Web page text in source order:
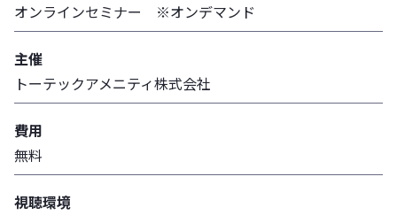
オンラインセミナー ※オンデマンド
主催
トーテックアメニティ株式会社
費用
無料
視聴環境